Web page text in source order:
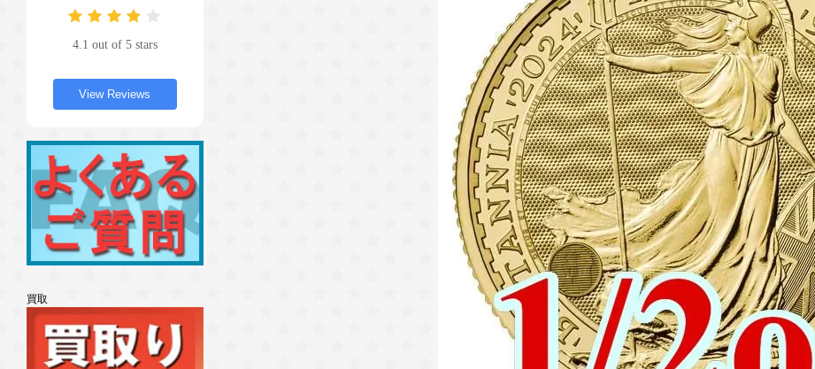
4.1 out of 5 stars
View Reviews
買取